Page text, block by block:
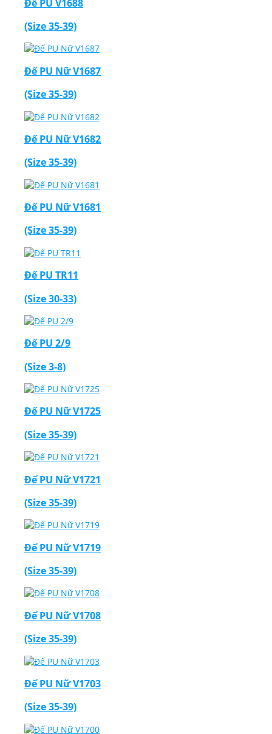
Đế PU V1688
(Size 35-39)
Đế PU Nữ V1687
(Size 35-39)
Đế PU Nữ V1682
(Size 35-39)
Đế PU Nữ V1681
(Size 35-39)
Đế PU TR11
(Size 30-33)
Đế PU 2/9
(Size 3-8)
Đế PU Nữ V1725
(Size 35-39)
Đế PU Nữ V1721
(Size 35-39)
Đế PU Nữ V1719
(Size 35-39)
Đế PU Nữ V1708
(Size 35-39)
Đế PU Nữ V1703
(Size 35-39)